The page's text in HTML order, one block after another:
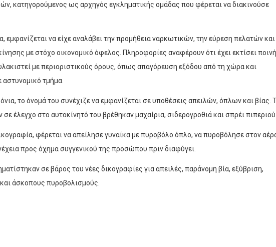
κατηγορούμενος ως αρχηγός εγκληματικής ομάδας που φέρεται να διακινούσε
εμφανίζεται να είχε αναλάβει την προμήθεια ναρκωτικών, την εύρεση πελατών και
με στόχο οικονομικό όφελος. Πληροφορίες αναφέρουν ότι έχει εκτίσει ποινή
με περιοριστικούς όρους, όπως απαγόρευση εξόδου από τη χώρα και
τμήμα.
το όνομά του συνέχιζε να εμφανίζεται σε υποθέσεις απειλών, όπλων και βίας.
έλεγχο στο αυτοκίνητό του βρέθηκαν μαχαίρια, σιδερογροθιά και σπρέι πιπεριού.
φέρεται να απείλησε γυναίκα με πυροβόλο όπλο, να πυροβόλησε στον
προς όχημα συγγενικού της προσώπου πριν διαφύγει.
σε βάρος του νέες δικογραφίες για απειλές, παράνομη βία, εξύβριση,
άσκοπους πυροβολισμούς.